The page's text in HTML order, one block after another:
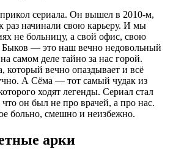
сериала. Он вышел в 2010-м,
раз начинали свою карьеру. И мы
не больницу, а свой офис, свою
Быков — это наш вечно недовольный
самом деле тайно за нас горой.
который вечно опаздывает и всё
А Сёма — тот самый чудак из
ходят легенды. Сериал стал
он был не про врачей, а про нас.
больно, смешно и неизбежно.
арки